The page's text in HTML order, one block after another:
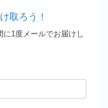
取ろう！
1度メールでお届けし